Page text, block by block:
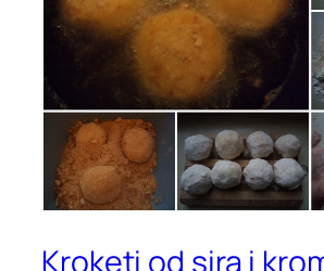
Kroketi od sira i